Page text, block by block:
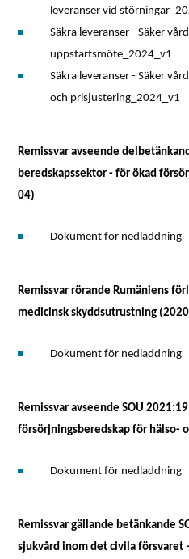
leveranser vid
Säkra leveranser - Säker
uppstartsmöte_2024_v1
Säkra leveranser - Säker
och prisjustering_2024_v1
Remissvar avseende
beredskapssektor - för ökad
04)
Dokument för nedladdning
Remissvar rörande Rumäniens
medicinsk skyddsutrustning
Dokument för nedladdning
Remissvar avseende SOU
försörjningsberedskap för hälso-
Dokument för nedladdning
Remissvar gällande betänkande
sjukvård inom det civila